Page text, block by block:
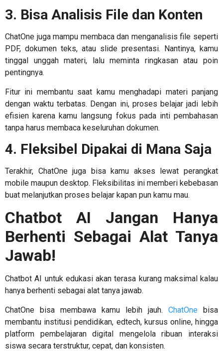
3. Bisa Analisis File dan Konten
ChatOne juga mampu membaca dan menganalisis file seperti
PDF, dokumen teks, atau slide presentasi. Nantinya, kamu
tinggal unggah materi, lalu meminta ringkasan atau poin
pentingnya.
Fitur ini membantu saat kamu menghadapi materi panjang
dengan waktu terbatas. Dengan ini, proses belajar jadi lebih
efisien karena kamu langsung fokus pada inti pembahasan
tanpa harus membaca keseluruhan dokumen.
4. Fleksibel Dipakai di Mana Saja
Terakhir, ChatOne juga bisa kamu akses lewat perangkat
mobile maupun desktop. Fleksibilitas ini memberi kebebasan
buat melanjutkan proses belajar kapan pun kamu mau.
Chatbot AI Jangan Hanya
Berhenti Sebagai Alat Tanya
Jawab!
Chatbot AI untuk edukasi akan terasa kurang maksimal kalau
hanya berhenti sebagai alat tanya jawab.
ChatOne bisa membawa kamu lebih jauh. ChatOne bisa
membantu institusi pendidikan, edtech, kursus online, hingga
platform pembelajaran digital mengelola ribuan interaksi
siswa secara terstruktur, cepat, dan konsisten.